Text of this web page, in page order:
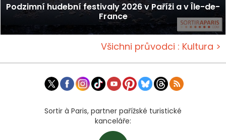
Podzimní hudební festivaly 2026 v Paříži a v Île-de-
France
Všichni průvodci : Kultura >
Sortir à Paris, partner pařížské turistické
kanceláře: